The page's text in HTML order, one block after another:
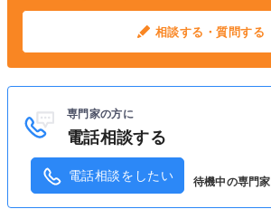
相談する・質問する
専門家の方に
電話相談する
電話相談をしたい 待機中の専門家